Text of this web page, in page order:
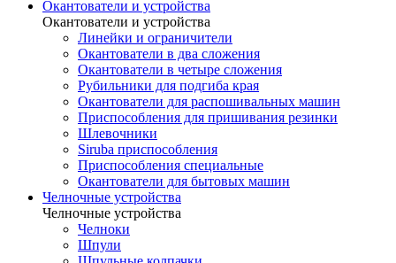
Окантователи и устройства
Окантователи и устройства
Линейки и ограничители
Окантователи в два сложения
Окантователи в четыре сложения
Рубильники для подгиба края
Окантователи для распошивальных машин
Приспособления для пришивания резинки
Шлевочники
Siruba приспособления
Приспособления специальные
Окантователи для бытовых машин
Челночные устройства
Челночные устройства
Челноки
Шпули